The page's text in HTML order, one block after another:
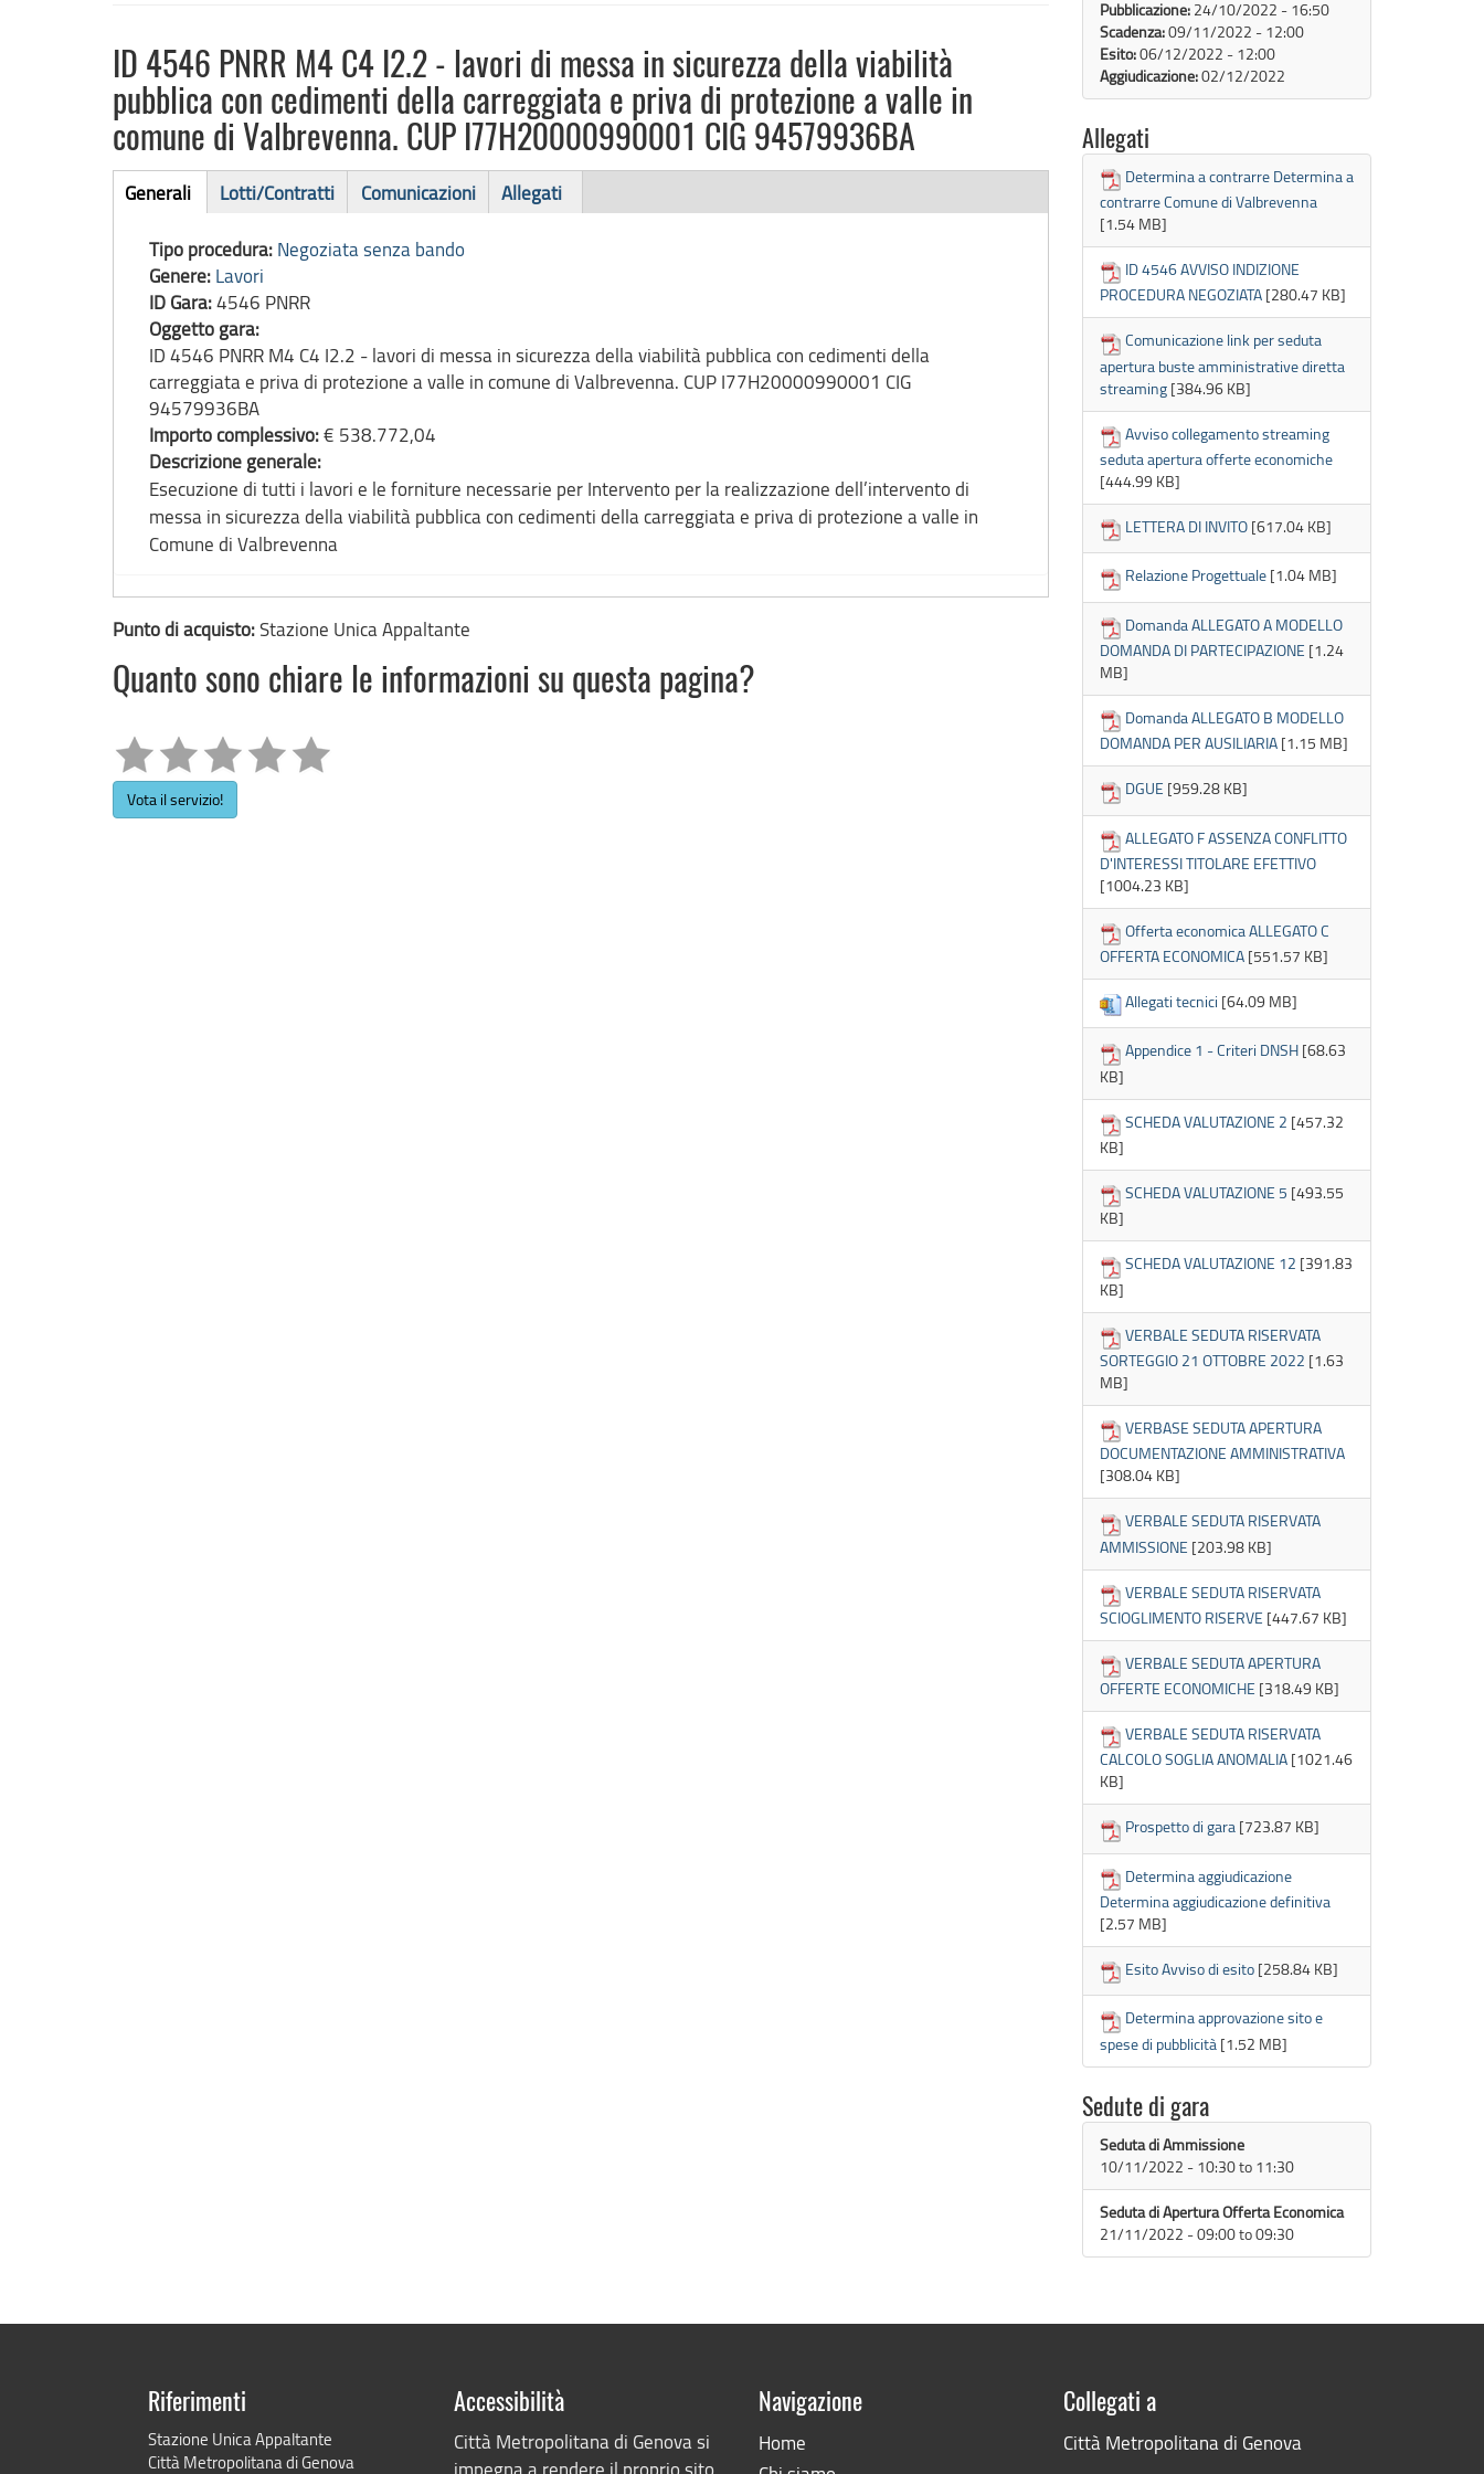
ID 4546 PNRR M4 C4 I2.2 - lavori di messa in sicurezza della viabilità
pubblica con cedimenti della carreggiata e priva di protezione a valle in
comune di Valbrevenna. CUP I77H20000990001 CIG 94579936BA
Bando
gara
Generali
attiva)
Lotti/Contratti Comunicazioni Allegati
Tipo procedura: Negoziata senza bando
Genere: Lavori
ID Gara:4546 PNRR
Oggetto gara:
ID 4546 PNRR M4 C4 I2.2 - lavori di messa in sicurezza della viabilità pubblica con cedimenti della
carreggiata e priva di protezione a valle in comune di Valbrevenna. CUP I77H20000990001 CIG
94579936BA
Importo complessivo:€ 538.772,04
Descrizione generale:
Esecuzione di tutti i lavori e le forniture necessarie per Intervento per la realizzazione dell’intervento di
messa in sicurezza della viabilità pubblica con cedimenti della carreggiata e priva di protezione a valle in
Comune di Valbrevenna
Punto di acquisto:Stazione Unica Appaltante
Quanto sono chiare le informazioni su questa pagina?
Vota il servizio!
Pubblicazione: 24/10/2022 - 16:50
Scadenza:09/11/2022 - 12:00
Esito:06/12/2022 - 12:00
Aggiudicazione:02/12/2022
Allegati
Determina a contrarre Determina a
contrarre Comune di Valbrevenna
[1.54 MB]
ID 4546 AVVISO INDIZIONE
PROCEDURA NEGOZIATA [280.47 KB]
Comunicazione link per seduta
apertura buste amministrative diretta
streaming [384.96 KB]
Avviso collegamento streaming
seduta apertura offerte economiche
[444.99 KB]
LETTERA DI INVITO [617.04 KB]
Relazione Progettuale [1.04 MB]
Domanda ALLEGATO A MODELLO
DOMANDA DI PARTECIPAZIONE [1.24
MB]
Domanda ALLEGATO B MODELLO
DOMANDA PER AUSILIARIA [1.15 MB]
DGUE [959.28 KB]
ALLEGATO F ASSENZA CONFLITTO
D'INTERESSI TITOLARE EFETTIVO
[1004.23 KB]
Offerta economica ALLEGATO C
OFFERTA ECONOMICA [551.57 KB]
Allegati tecnici [64.09 MB]
Appendice 1 - Criteri DNSH [68.63
KB]
SCHEDA VALUTAZIONE 2 [457.32
KB]
SCHEDA VALUTAZIONE 5 [493.55
KB]
SCHEDA VALUTAZIONE 12 [391.83
KB]
VERBALE SEDUTA RISERVATA
SORTEGGIO 21 OTTOBRE 2022 [1.63
MB]
VERBASE SEDUTA APERTURA
DOCUMENTAZIONE AMMINISTRATIVA
[308.04 KB]
VERBALE SEDUTA RISERVATA
AMMISSIONE [203.98 KB]
VERBALE SEDUTA RISERVATA
SCIOGLIMENTO RISERVE [447.67 KB]
VERBALE SEDUTA APERTURA
OFFERTE ECONOMICHE [318.49 KB]
VERBALE SEDUTA RISERVATA
CALCOLO SOGLIA ANOMALIA [1021.46
KB]
Prospetto di gara [723.87 KB]
Determina aggiudicazione
Determina aggiudicazione definitiva
[2.57 MB]
Esito Avviso di esito [258.84 KB]
Determina approvazione sito e
spese di pubblicità [1.52 MB]
Sedute di gara
Seduta di Ammissione
10/11/2022 - 10:30to 11:30
Seduta di Apertura Offerta Economica
21/11/2022 -09:00to09:30
Riferimenti
Stazione Unica Appaltante
Città Metropolitana di Genova
Accessibilità
Città Metropolitana di Genova si
Navigazione
Home
Collegati a
Città Metropolitana di Genova